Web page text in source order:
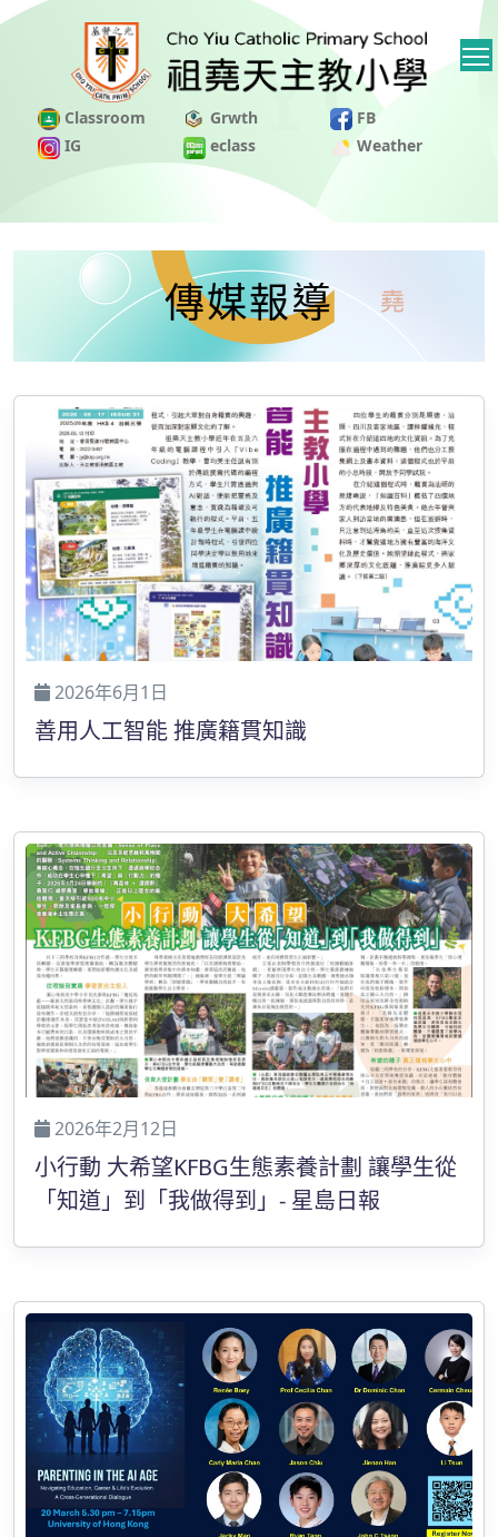
Classroom Grwth
FB
IG
eclass Weather
傳媒報導
2026年6月1日
善用人工智能 推廣籍貫知識
2026年2月12日
小行動 大希望KFBG生態素養計劃 讓學生從
「知道」到「我做得到」- 星島日報